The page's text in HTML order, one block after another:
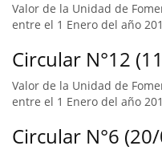
Valor de la Unidad de
entre el 1 Enero del año
Circular N°12
Valor de la Unidad de
entre el 1 Enero del año
Circular N°6